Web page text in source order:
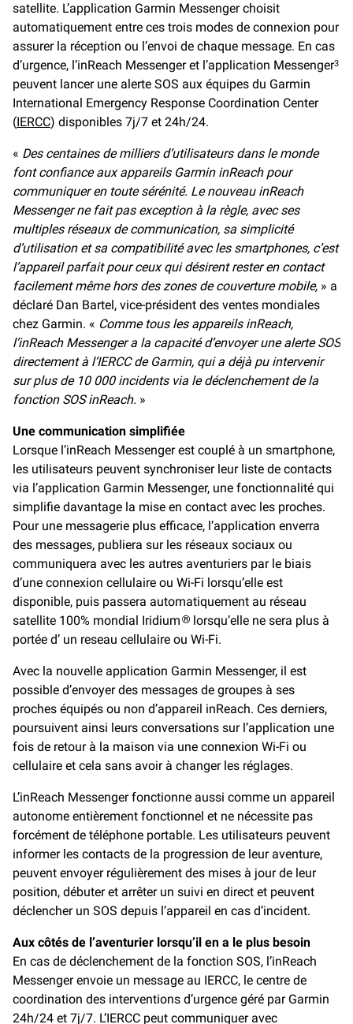
satellite. L’application Garmin Messenger choisit
automatiquement entre ces trois modes de connexion pour
assurer la réception ou l’envoi de chaque message. En cas
d’urgence, l’inReach Messenger et l’application Messenger3
peuvent lancer une alerte SOS aux équipes du Garmin
International Emergency Response Coordination Center
(IERCC) disponibles 7j/7 et 24h/24.
« Des centaines de milliers d’utilisateurs dans le monde
font confiance aux appareils Garmin inReach pour
communiquer en toute sérénité. Le nouveau inReach
Messenger ne fait pas exception à la règle, avec ses
multiples réseaux de communication, sa simplicité
d’utilisation et sa compatibilité avec les smartphones, c’est
l’appareil parfait pour ceux qui désirent rester en contact
facilement même hors des zones de couverture mobile, » a
déclaré Dan Bartel, vice-président des ventes mondiales
chez Garmin. « Comme tous les appareils inReach,
l’inReach Messenger a la capacité d’envoyer une alerte SOS
directement à l’IERCC de Garmin, qui a déjà pu intervenir
sur plus de 10 000 incidents via le déclenchement de la
fonction SOS inReach. »
Une communication simplifiée
Lorsque l’inReach Messenger est couplé à un smartphone,
les utilisateurs peuvent synchroniser leur liste de contacts
via l’application Garmin Messenger, une fonctionnalité qui
simplifie davantage la mise en contact avec les proches.
Pour une messagerie plus efficace, l’application enverra
des messages, publiera sur les réseaux sociaux ou
communiquera avec les autres aventuriers par le biais
d’une connexion cellulaire ou Wi-Fi lorsqu’elle est
disponible, puis passera automatiquement au réseau
satellite 100% mondial Iridium ®
lorsqu’elle ne sera plus à
portée d’ un reseau cellulaire ou Wi-Fi.
Avec la nouvelle application Garmin Messenger, il est
possible d’envoyer des messages de groupes à ses
proches équipés ou non d’appareil inReach. Ces derniers,
poursuivent ainsi leurs conversations sur l’application une
fois de retour à la maison via une connexion Wi-Fi ou
cellulaire et cela sans avoir à changer les réglages.
L’inReach Messenger fonctionne aussi comme un appareil
autonome entièrement fonctionnel et ne nécessite pas
forcément de téléphone portable. Les utilisateurs peuvent
informer les contacts de la progression de leur aventure,
peuvent envoyer régulièrement des mises à jour de leur
position, débuter et arrêter un suivi en direct et peuvent
déclencher un SOS depuis l’appareil en cas d’incident.
Aux côtés de l’aventurier lorsqu’il en a le plus besoin
En cas de déclenchement de la fonction SOS, l’inReach
Messenger envoie un message au IERCC, le centre de
coordination des interventions d’urgence géré par Garmin
24h/24 et 7j/7. L’IERCC peut communiquer avec